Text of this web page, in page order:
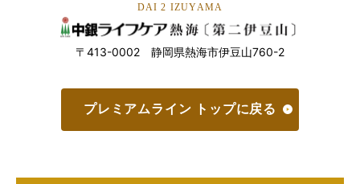
DAI 2 IZUYAMA
〒413-0002 静岡県熱海市伊豆山760-2
プレミアムライン トップに戻る